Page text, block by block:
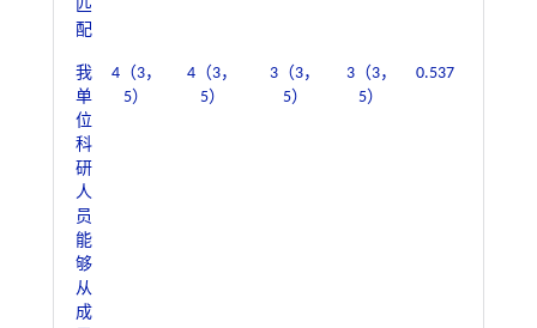
匹
配
我
单
位
科
研
人
员
能
够
从
成
4（3，
5）
4（3，
5）
3（3，
5）
3（3，
5）
0.537